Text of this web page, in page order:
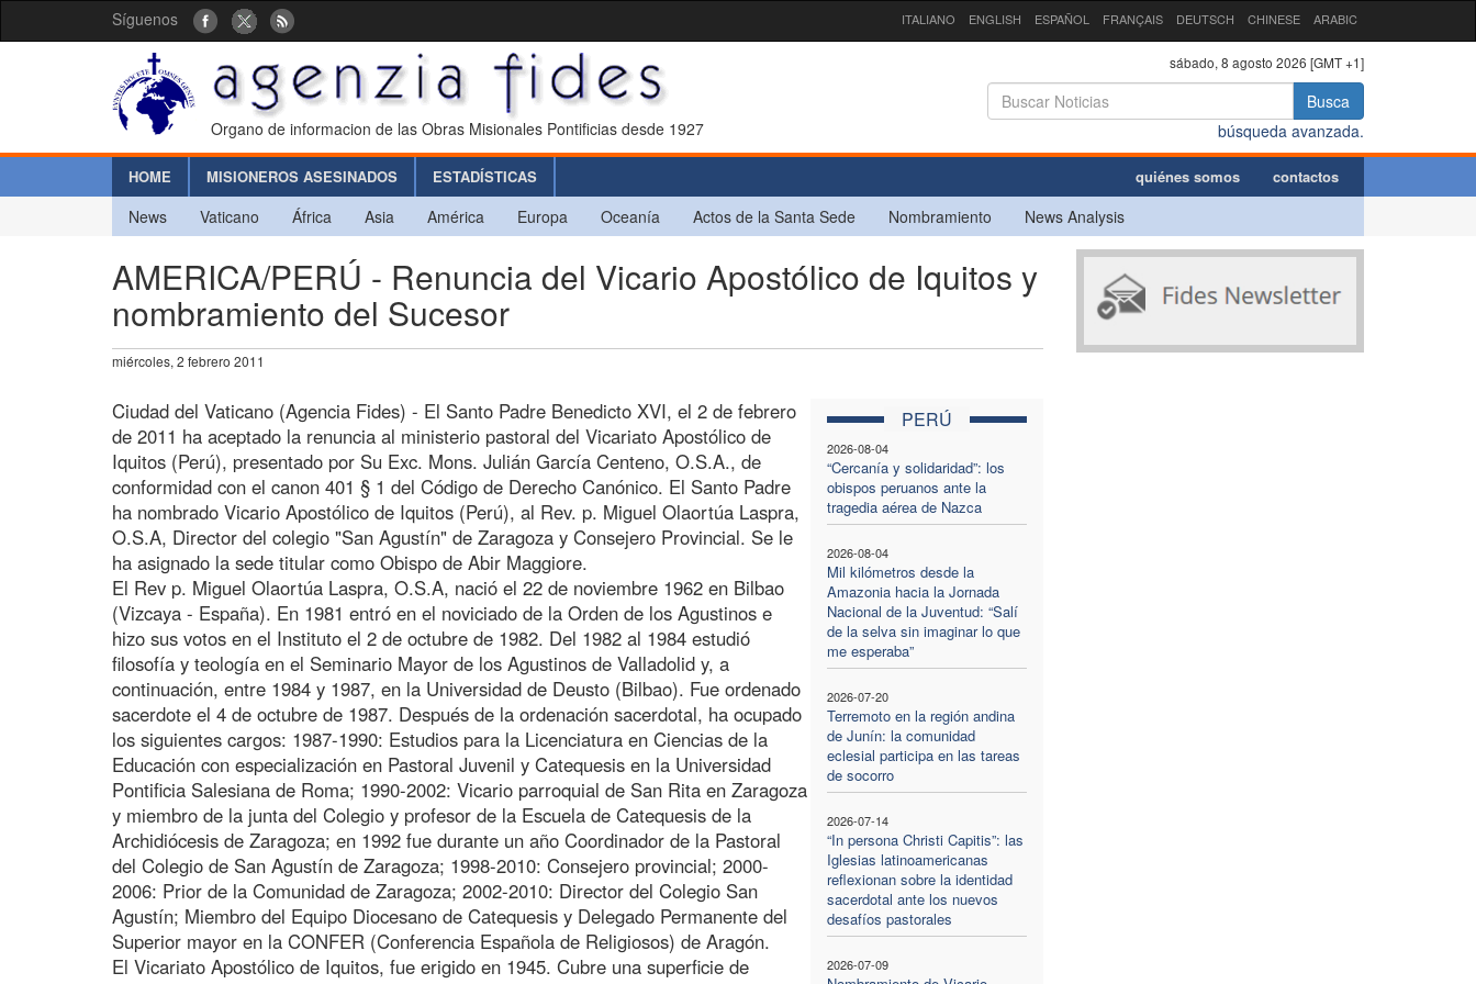
Síguenos ITALIANO ENGLISH ESPAÑOL FRANÇAIS DEUTSCH CHINESE ARABIC
Organo de informacion de las Obras Misionales Pontificias desde 1927
sábado, 8 agosto 2026 [GMT +1]
Busca
búsqueda avanzada.
HOME MISIONEROS ASESINADOS ESTADÍSTICAS quiénes somos contactos
News Vaticano África Asia América Europa Oceanía Actos de la Santa Sede Nombramiento News Analysis
AMERICA/PERÚ - Renuncia del Vicario Apostólico de Iquitos y
nombramiento del Sucesor
miércoles, 2 febrero 2011
PERÚ
2026-08-04
“Cercanía y solidaridad”: los
obispos peruanos ante la
tragedia aérea de Nazca
2026-08-04
Mil kilómetros desde la
Amazonia hacia la Jornada
Nacional de la Juventud: “Salí
de la selva sin imaginar lo que
me esperaba”
2026-07-20
Terremoto en la región andina
de Junín: la comunidad
eclesial participa en las tareas
de socorro
2026-07-14
“In persona Christi Capitis”: las
Iglesias latinoamericanas
reflexionan sobre la identidad
sacerdotal ante los nuevos
desafíos pastorales
2026-07-09
Ciudad del Vaticano (Agencia Fides) - El Santo Padre Benedicto XVI, el 2 de febrero
de 2011 ha aceptado la renuncia al ministerio pastoral del Vicariato Apostólico de
Iquitos (Perú), presentado por Su Exc. Mons. Julián García Centeno, O.S.A., de
conformidad con el canon 401 § 1 del Código de Derecho Canónico. El Santo Padre
ha nombrado Vicario Apostólico de Iquitos (Perú), al Rev. p. Miguel Olaortúa Laspra,
O.S.A, Director del colegio "San Agustín" de Zaragoza y Consejero Provincial. Se le
ha asignado la sede titular como Obispo de Abir Maggiore.
El Rev p. Miguel Olaortúa Laspra, O.S.A, nació el 22 de noviembre 1962 en Bilbao
(Vizcaya - España). En 1981 entró en el noviciado de la Orden de los Agustinos e
hizo sus votos en el Instituto el 2 de octubre de 1982. Del 1982 al 1984 estudió
filosofía y teología en el Seminario Mayor de los Agustinos de Valladolid y, a
continuación, entre 1984 y 1987, en la Universidad de Deusto (Bilbao). Fue ordenado
sacerdote el 4 de octubre de 1987. Después de la ordenación sacerdotal, ha ocupado
los siguientes cargos: 1987-1990: Estudios para la Licenciatura en Ciencias de la
Educación con especialización en Pastoral Juvenil y Catequesis en la Universidad
Pontificia Salesiana de Roma; 1990-2002: Vicario parroquial de San Rita en Zaragoza
y miembro de la junta del Colegio y profesor de la Escuela de Catequesis de la
Archidiócesis de Zaragoza; en 1992 fue durante un año Coordinador de la Pastoral
del Colegio de San Agustín de Zaragoza; 1998-2010: Consejero provincial; 2000-
2006: Prior de la Comunidad de Zaragoza; 2002-2010: Director del Colegio San
Agustín; Miembro del Equipo Diocesano de Catequesis y Delegado Permanente del
Superior mayor en la CONFER (Conferencia Española de Religiosos) de Aragón.
El Vicariato Apostólico de Iquitos, fue erigido en 1945. Cubre una superficie de